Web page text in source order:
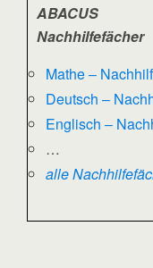
ABACUS
Nachhilfefächer
Mathe –
Deutsch –
Englisch –
…
alle